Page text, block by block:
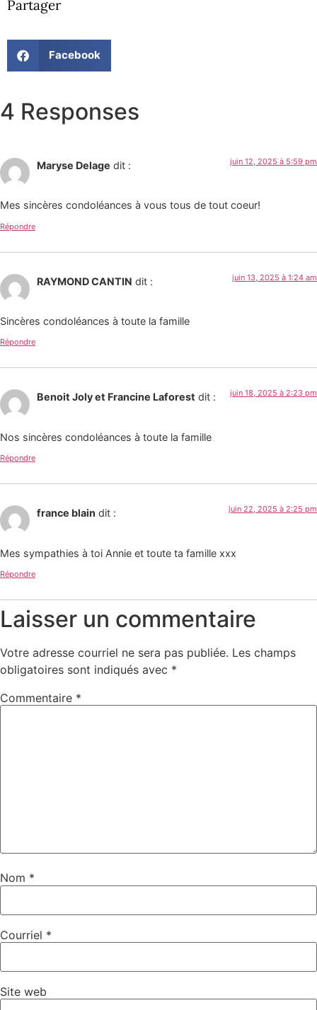
Partager
Facebook
4 Responses
Maryse Delage dit : juin 12, 2025 à 5:59 pm
Mes sincères condoléances à vous tous de tout coeur!
Répondre
RAYMOND CANTIN dit : juin 13, 2025 à 1:24 am
Sincères condoléances à toute la famille
Répondre
Benoit Joly et Francine Laforest dit : juin 18, 2025 à 2:23 pm
Nos sincères condoléances à toute la famille
Répondre
france blain dit : juin 22, 2025 à 2:25 pm
Mes sympathies à toi Annie et toute ta famille xxx
Répondre
Laisser un commentaire
Votre adresse courriel ne sera pas publiée. Les champs
obligatoires sont indiqués avec *
Commentaire *
Nom *
Courriel *
Site web